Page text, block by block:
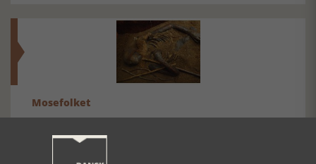
Mosefolket
Silkeborg Hovedgården